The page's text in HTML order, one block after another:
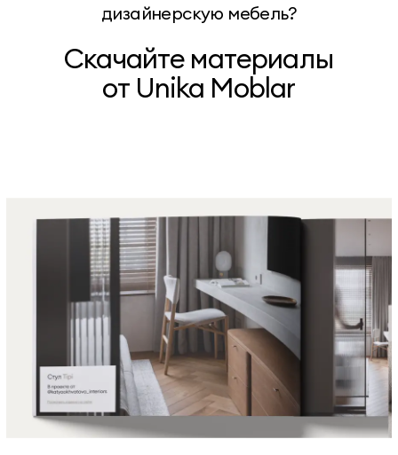
дизайнерскую мебель?
Скачайте материалы
от Unika Moblar